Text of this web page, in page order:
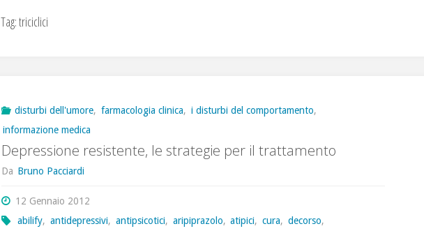
Tag:triciclici
disturbi dell'umore, farmacologia clinica, i disturbi del comportamento,
informazione medica
Depressione resistente, le strategie per il trattamento
Da Bruno Pacciardi
12 Gennaio 2012
abilify, antidepressivi, antipsicotici, aripiprazolo, atipici, cura, decorso,